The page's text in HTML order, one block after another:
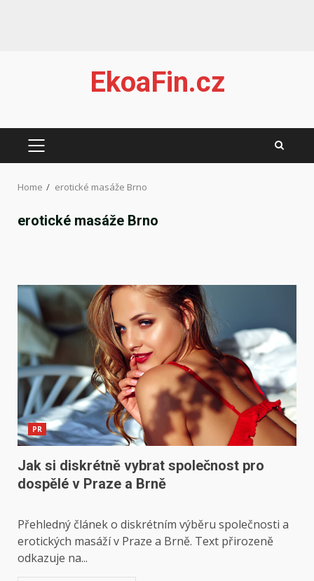
EkoaFin.cz
PRIMARY
Home erotické masáže Brno
erotické masáže Brno
PR
Jak si diskrétně vybrat společnost pro
dospělé v Praze a Brně
Přehledný článek o diskrétním výběru společnosti a
erotických masáží v Praze a Brně. Text přirozeně
odkazuje na...